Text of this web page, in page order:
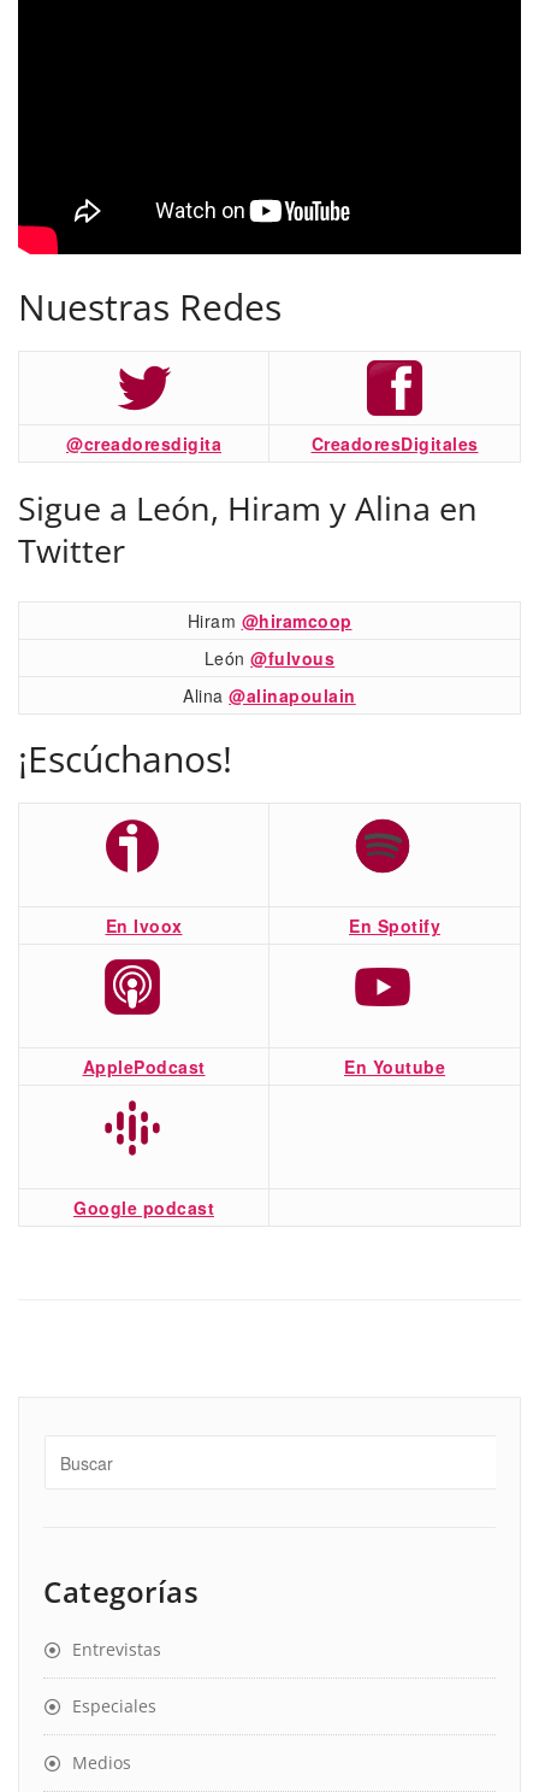
Nuestras Redes
@creadoresdigita CreadoresDigitales
Sigue a León, Hiram y Alina en
Twitter
Hiram @hiramcoop
León@fulvous
Alina@alinapoulain
¡Escúchanos!
En Ivoox En Spotify
ApplePodcast En Youtube
Google podcast
Categorías
Entrevistas
Especiales
Medios